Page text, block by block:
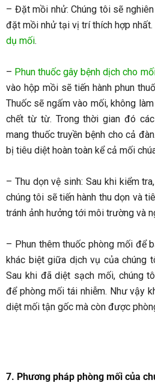
– Đặt mồi nhử: Chúng tôi sẽ
đặt mồi nhử tại vị trí thích hợp nhất.
dụ mối.
– Phun thuốc gây bệnh dịch cho
vào hộp mồi sẽ tiến hành phun
Thuốc sẽ ngấm vào mối, không
chết từ từ. Trong thời gian đó
mang thuốc truyền bệnh cho cả
bị tiêu diệt hoàn toàn kể cả mối
– Thu dọn vệ sinh: Sau khi kiểm
chúng tôi sẽ tiến hành thu dọn và
tránh ảnh hưởng tới môi trường và
– Phun thêm thuốc phòng mối để
khác biệt giữa dịch vụ của chúng
Sau khi đã diệt sạch mối, chúng
để phòng mối tái nhiễm. Như vậy
diệt mối tận gốc mà còn được
7. Phương pháp phòng mối của